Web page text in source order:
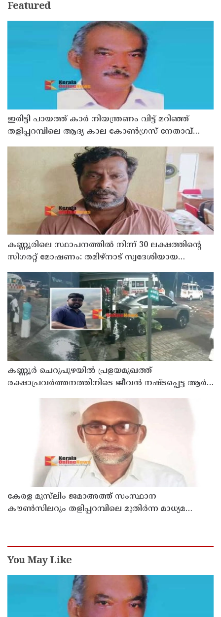
Featured
ഇരിട്ടി പായത്ത് കാർ നിയന്ത്രണം വിട്ട് മറിഞ്ഞ്
തളിപ്പറമ്പിലെ ആദ്യ കാല കോണ്‍ഗ്രസ് നേതാവ്
മരിച്ചു
കണ്ണൂരിലെ സ്ഥാപനത്തിൽ നിന്ന് 30 ലക്ഷത്തിന്റെ
സിഗരറ്റ് മോഷണം: തമിഴ്‌നാട് സ്വദേശിയായ
സെയിൽസ്മാൻ തെങ്കാശിയിൽ പിടിയിൽ
കണ്ണൂർ ചെറുപുഴയിൽ പ്രളയമുഖത്ത്
രക്ഷാപ്രവർത്തനത്തിനിടെ ജീവൻ നഷ്ടപ്പെട്ട ആർ.
രാജേഷിൻ്റെ ഭൗതിക ശരീരത്തോട് അനാദരവ്
കാണിച്ചതായി ആരോപണം
കേരള മുസ്‌ലിം ജമാഅത്ത് സംസ്ഥാന
കൗൺസിലറും തളിപ്പറമ്പിലെ മുതിർന്ന മാധ്യമ
You May Like